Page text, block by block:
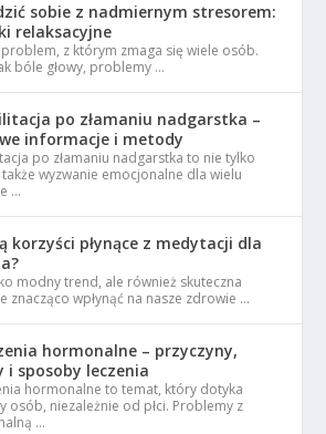
sobie z nadmiernym stresorem:
relaksacyjne
z którym zmaga się wiele osób.
bóle głowy, problemy …
po złamaniu nadgarstka –
informacje i metody
po złamaniu nadgarstka to nie tylko
wyzwanie emocjonalne dla wielu
…
korzyści płynące z medytacji dla
modny trend, ale również skuteczna
znacząco wpłynąć na nasze zdrowie …
hormonalne – przyczyny,
i sposoby leczenia
hormonalne to temat, który dotyka
osób, niezależnie od płci. Problemy z
…